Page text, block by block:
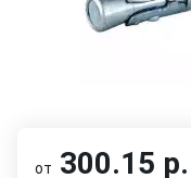
от 300.15 р.